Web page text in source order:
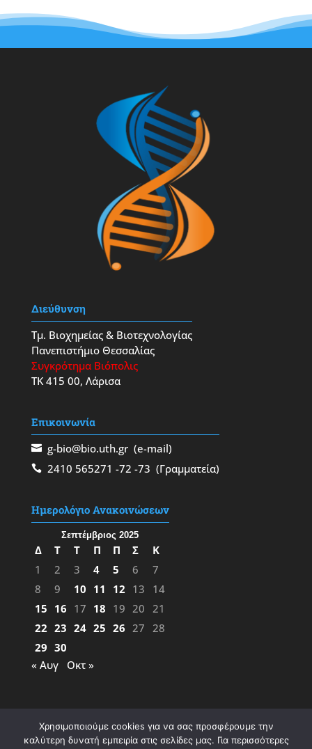
Διεύθυνση
Τμ. Βιοχημείας & Βιοτεχνολογίας
Πανεπιστήμιο Θεσσαλίας
Συγκρότημα Βιόπολις
ΤΚ 415 00, Λάρισα
Επικοινωνία
g-bio@bio.uth.gr(e-mail)
2410 565271 -72 -73 (Γραμματεία)
Ημερολόγιο Ανακοινώσεων
Σεπτέμβριος 2025
Δ Τ Τ Π Π Σ
Κ
1
2 3 4 5 6
7
8
9 10 11 12 13
14
15 16 17 18 19 20 21
22 23 24 25 26 27 28
29 30
« Αυγ
Οκτ »
Χρησιμοποιούμε cookies για να σας προσφέρουμε την
καλύτερη δυνατή εμπειρία στις σελίδες μας. Για περισσότερες